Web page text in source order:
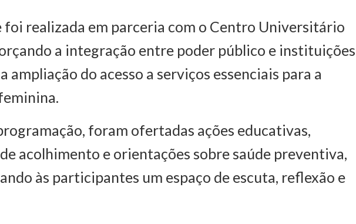
realizada em parceria com o Centro Universitário
a integração entre poder público e instituições
ampliação do acesso a serviços essenciais para a
foram ofertadas ações educativas,
acolhimento e orientações sobre saúde preventiva,
às participantes um espaço de escuta, reflexão e